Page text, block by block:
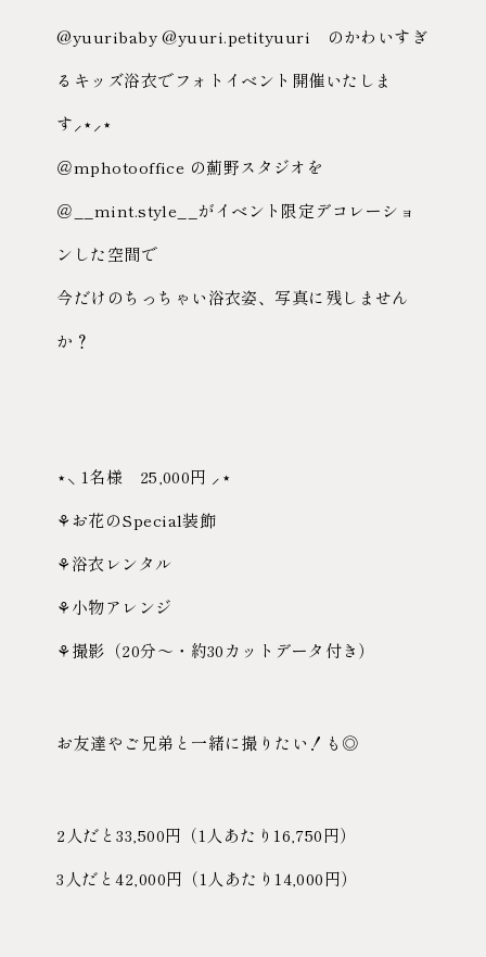
@yuuribaby @yuuri.petityuuri のかわいすぎ
るキッズ浴衣でフォトイベント開催いたしま
す⸝⋆⸝⋆
＠mphotooffice の薊野スタジオを
＠__mint.style__がイベント限定デコレーショ
ンした空間で
今だけのちっちゃい浴衣姿、写真に残しません
か？
⋆⸜ 1名様 25,000円 ⸝⋆
⚘お花のSpecial装飾
⚘浴衣レンタル
⚘小物アレンジ
⚘撮影（20分〜・約30カットデータ付き）
お友達やご兄弟と一緒に撮りたい！も◎
2人だと33,500円（1人あたり16,750円）
3人だと42,000円（1人あたり14,000円）